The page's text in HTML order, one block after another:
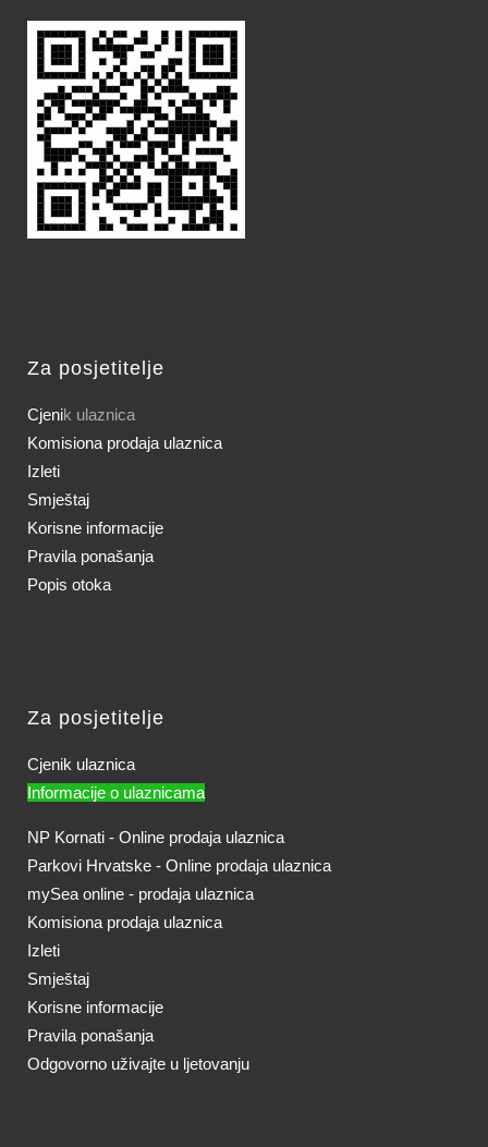
Za posjetitelje
Cjenik ulaznica
Komisiona prodaja ulaznica
Izleti
Smještaj
Korisne informacije
Pravila ponašanja
Popis otoka
Za posjetitelje
Cjenik ulaznica
Informacije o ulaznicama
NP Kornati - Online prodaja ulaznica
Parkovi Hrvatske - Online prodaja ulaznica
mySea online - prodaja ulaznica
Komisiona prodaja ulaznica
Izleti
Smještaj
Korisne informacije
Pravila ponašanja
Odgovorno uživajte u ljetovanju